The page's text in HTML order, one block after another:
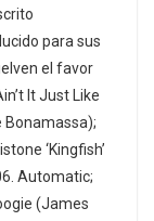
para sus
el favor
It Just Like
Bonamassa);
‘Kingfish’
Automatic;
(James